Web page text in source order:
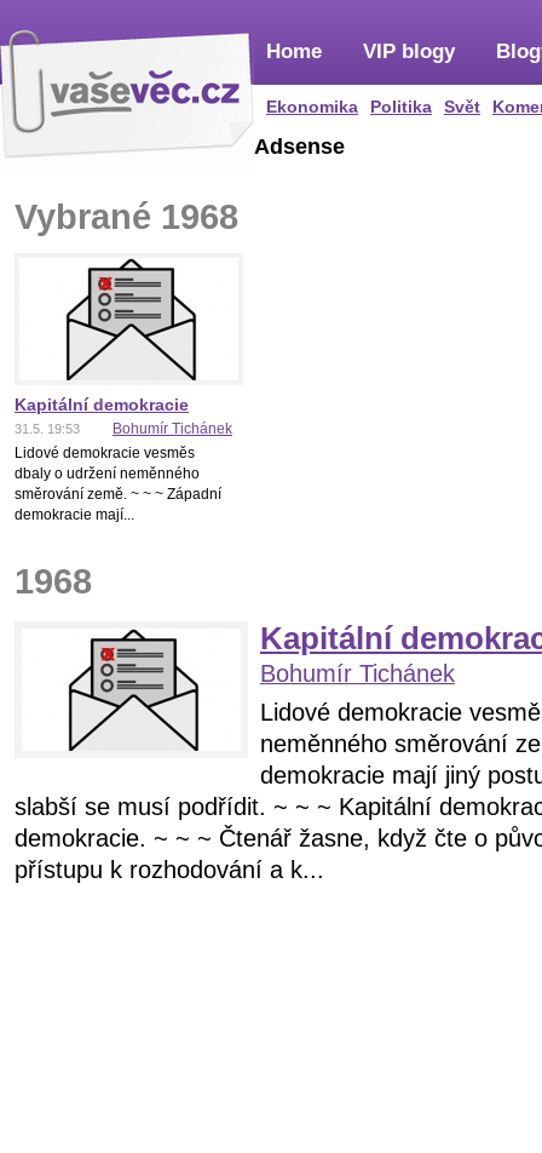
Home
Ekonomika Politika Svět
VIP blogy
Adsense
Vybrané 1968
Kapitální demokracie
31.5. 19:53
Bohumír Tichánek
Lidové demokracie vesměs
dbaly o udržení neměnného
směrování země. ~ ~ ~ Západní
demokracie mají...
1968
Kapitální
Bohumír Tichánek
Lidové demokracie
neměnného směrování
demokracie mají jiný
slabší se musí podřídit. ~ ~ ~ Kapitální
demokracie. ~ ~ ~ Čtenář žasne, když čte o
přístupu k rozhodování a k...